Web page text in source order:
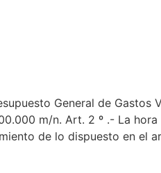
General de Gastos
m/n. Art. 2 º .- La
de lo dispuesto en